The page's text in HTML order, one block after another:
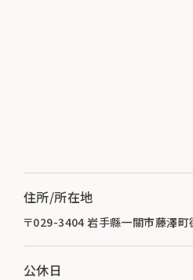
住所/所在地
〒029-3404 岩手縣一關市藤澤
公休日